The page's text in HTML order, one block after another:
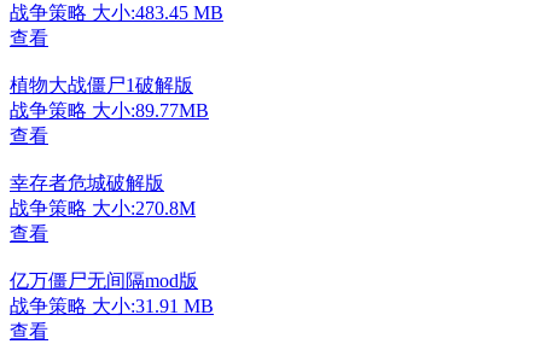
战争策略 大小:483.45 MB
查看
植物大战僵尸1破解版
战争策略 大小:89.77MB
查看
幸存者危城破解版
战争策略 大小:270.8M
查看
亿万僵尸无间隔mod版
战争策略 大小:31.91 MB
查看